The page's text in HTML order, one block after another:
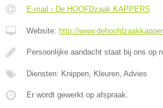
E-mail › De HOOFDzaak KAPPERS
Website: http://
Persoonlijke aandacht staat bij ons op
Diensten: Knippen, Kleuren, Advies
Er wordt gewerkt op afspraak.